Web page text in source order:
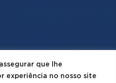
que lhe
experiência no nosso site